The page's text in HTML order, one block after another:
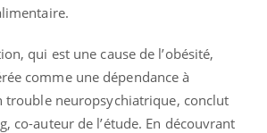
qui est une cause de l’obésité,
comme une dépendance à
trouble neuropsychiatrique, conclut
co-auteur de l’étude. En découvrant